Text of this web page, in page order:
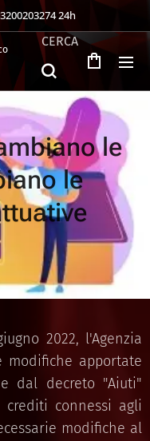
24h
CERCA
le
le
2022, l'Agenzia
apportate
dal decreto "Aiuti"
connessi agli
modifiche al